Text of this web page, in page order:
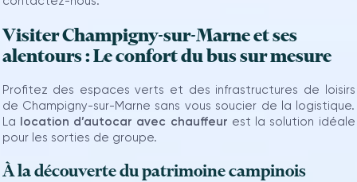
Visiter Champigny-sur-Marne et ses
alentours : Le confort du bus sur mesure
Profitez des espaces verts et des infrastructures de loisirs
de Champigny-sur-Marne sans vous soucier de la logistique.
La location d’autocar avec chauffeur est la solution idéale
pour les sorties de groupe.
À la découverte du patrimoine campinois